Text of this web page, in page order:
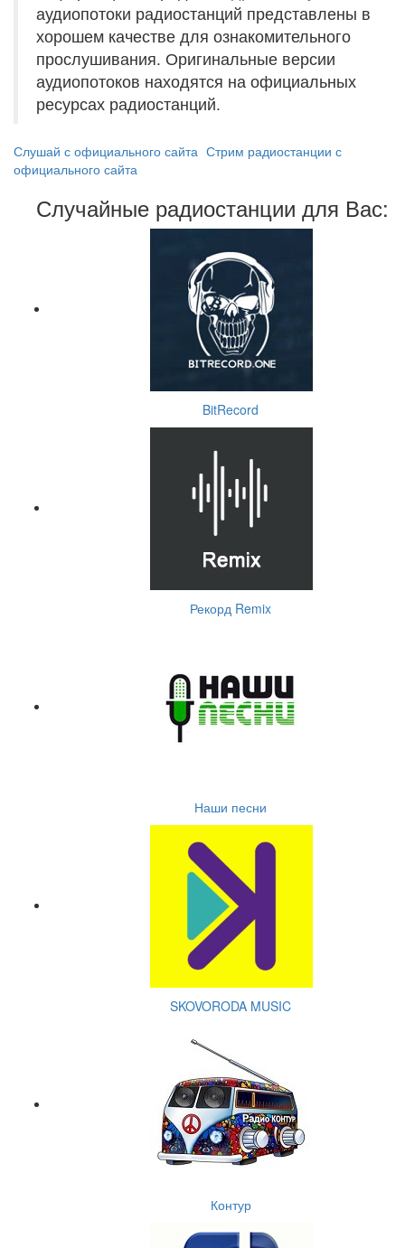
аудиопотоки радиостанций представлены в
хорошем качестве для ознакомительного
прослушивания. Оригинальные версии
аудиопотоков находятся на официальных
ресурсах радиостанций.
Слушай с официального сайта Стрим радиостанции с
официального сайта
Случайные радиостанции для Вас:
BitRecord
Рекорд Remix
Наши песни
SKOVORODA MUSIC
Контур